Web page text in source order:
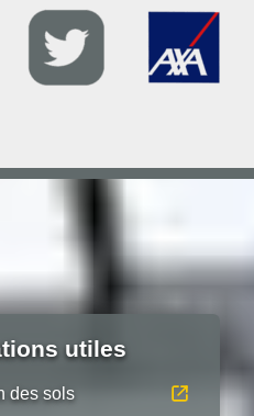
utiles
des sols